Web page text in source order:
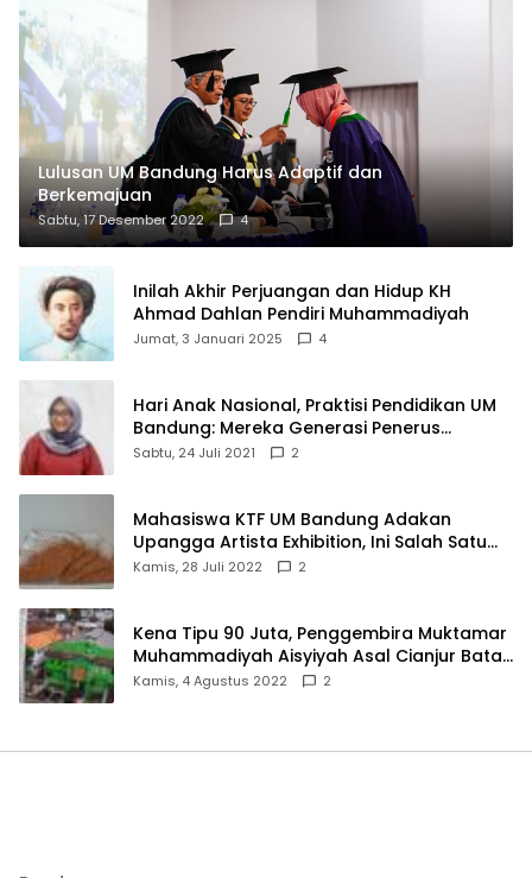
Lulusan UM Bandung Harus Adaptif dan
Berkemajuan
Sabtu, 17 Desember 2022 4
Inilah Akhir Perjuangan dan Hidup KH
Ahmad Dahlan Pendiri Muhammadiyah
Jumat, 3 Januari 2025 4
Hari Anak Nasional, Praktisi Pendidikan UM
Bandung: Mereka Generasi Penerus
Bangsa
Sabtu, 24 Juli 2021 2
Mahasiswa KTF UM Bandung Adakan
Upangga Artista Exhibition, Ini Salah Satu
Karyanya
Kamis, 28 Juli 2022 2
Kena Tipu 90 Juta, Penggembira Muktamar
Muhammadiyah Aisyiyah Asal Cianjur Batal
ke Solo
Kamis, 4 Agustus 2022 2